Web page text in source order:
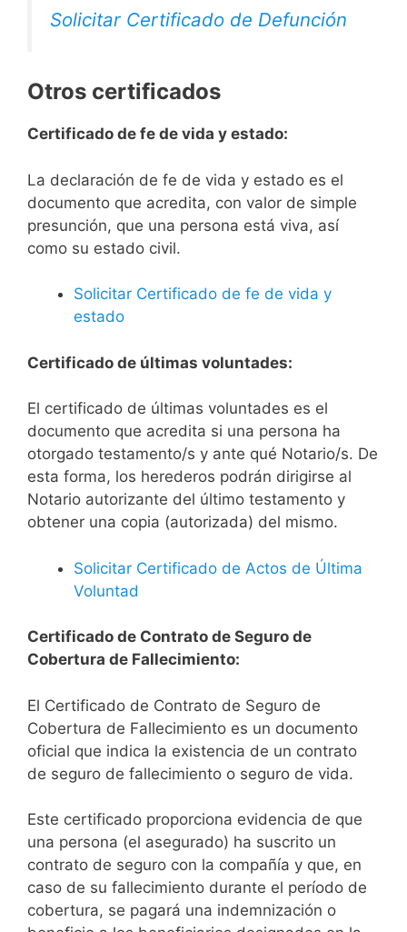
Solicitar Certificado de Defunción
Otros certificados
Certificado de fe de vida y estado:
La declaración de fe de vida y estado es el
documento que acredita, con valor de simple
presunción, que una persona está viva, así
como su estado civil.
Solicitar Certificado de fe de vida y
estado
Certificado de últimas voluntades:
El certificado de últimas voluntades es el
documento que acredita si una persona ha
otorgado testamento/s y ante qué Notario/s. De
esta forma, los herederos podrán dirigirse al
Notario autorizante del último testamento y
obtener una copia (autorizada) del mismo.
Solicitar Certificado de Actos de Última
Voluntad
Certificado de Contrato de Seguro de
Cobertura de Fallecimiento:
El Certificado de Contrato de Seguro de
Cobertura de Fallecimiento es un documento
oficial que indica la existencia de un contrato
de seguro de fallecimiento o seguro de vida.
Este certificado proporciona evidencia de que
una persona (el asegurado) ha suscrito un
contrato de seguro con la compañía y que, en
caso de su fallecimiento durante el período de
cobertura, se pagará una indemnización o